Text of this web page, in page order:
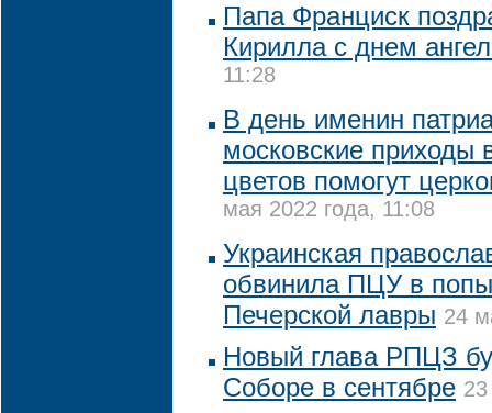
Папа Франциск
Кирилла с днем
11:28
В день именин
московские приходы
цветов помогут
мая 2022 года, 11:08
Украинская
обвинила ПЦУ в
Печерской лавры 24
Новый глава РПЦЗ
Соборе в сентябре